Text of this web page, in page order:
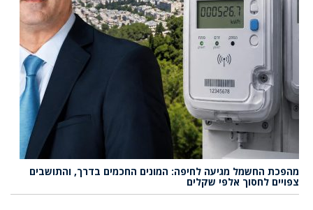
מהפכת החשמל מגיעה לחיפה: המונים החכמים בדרך, והתושבים
צפויים לחסוך אלפי שקלים